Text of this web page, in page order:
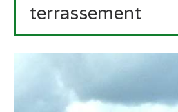
terrassement